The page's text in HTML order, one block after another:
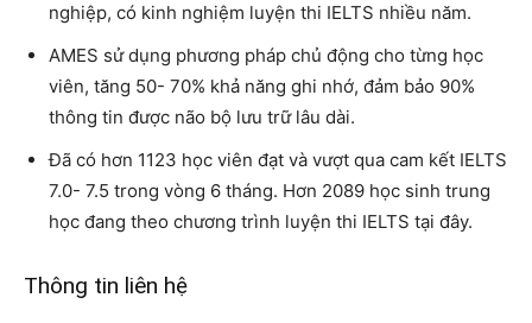
nghiệp, có kinh nghiệm luyện thi IELTS nhiều năm.
AMES sử dụng phương pháp chủ động cho từng học
viên, tăng 50- 70% khả năng ghi nhớ, đảm bảo 90%
thông tin được não bộ lưu trữ lâu dài.
Đã có hơn 1123 học viên đạt và vượt qua cam kết IELTS
7.0- 7.5 trong vòng 6 tháng. Hơn 2089 học sinh trung
học đang theo chương trình luyện thi IELTS tại đây.
Thông tin liên hệ